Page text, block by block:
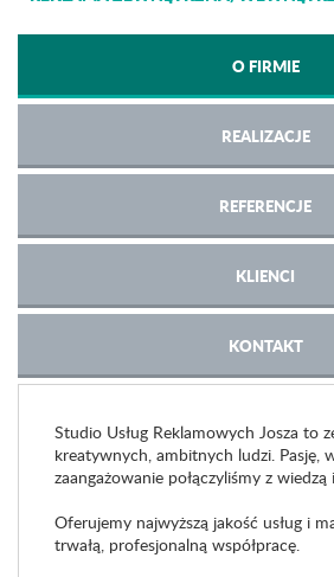
O FIRMIE
REALIZACJE
REFERENCJE
KLIENCI
KONTAKT
Studio Usług Reklamowych Josza to
kreatywnych, ambitnych ludzi. Pasję,
zaangażowanie połączyliśmy z
Oferujemy najwyższą jakość usług i
trwałą, profesjonalną współpracę.